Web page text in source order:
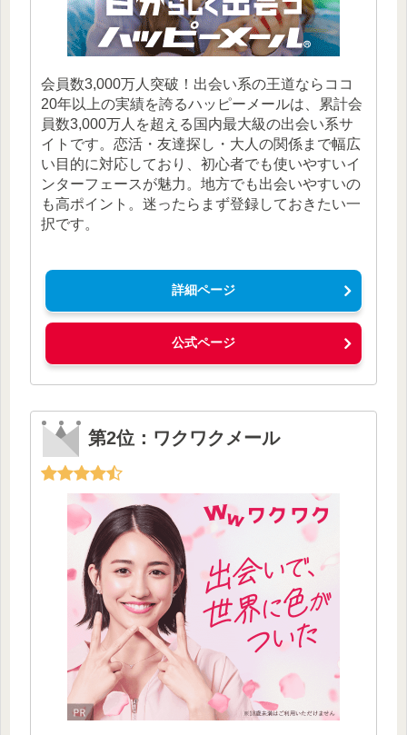
会員数3,000万人突破！出会い系の王道ならココ
20年以上の実績を誇るハッピーメールは、累計会
員数3,000万人を超える国内最大級の出会い系サ
イトです。恋活・友達探し・大人の関係まで幅広
い目的に対応しており、初心者でも使いやすいイ
ンターフェースが魅力。地方でも出会いやすいの
も高ポイント。迷ったらまず登録しておきたい一
択です。
詳細ページ
公式ページ
第2位：ワクワクメール